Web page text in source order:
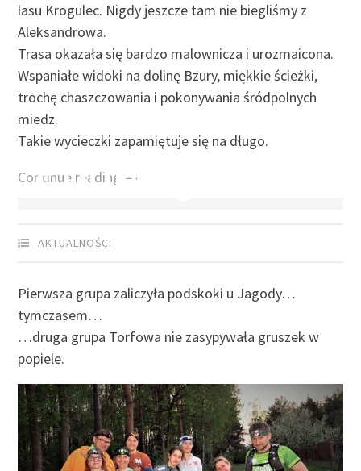
lasu Krogulec. Nigdy jeszcze tam nie biegliśmy z
Aleksandrowa.
Trasa okazała się bardzo malownicza i urozmaicona.
Wspaniałe widoki na dolinę Bzury, miękkie ścieżki,
trochę chaszczowania i pokonywania śródpolnych
miedz.
Takie wycieczki zapamiętuje się na długo.
Continue reading →
Podbiegi
AKTUALNOŚCI
Pierwsza grupa zaliczyła podskoki u Jagody…
tymczasem…
…druga grupa Torfowa nie zasypywała gruszek w
popiele.